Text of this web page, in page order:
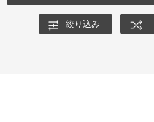
絞り込み